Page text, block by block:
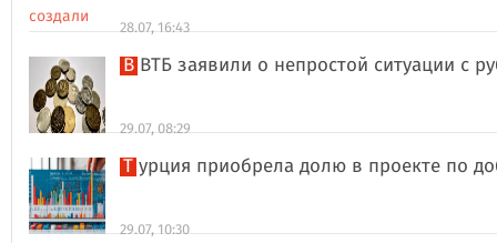
28.07, 16:43
В ВТБ заявили о непростой ситуации с
29.07, 08:29
Турция приобрела долю в проекте по
29.07, 10:30